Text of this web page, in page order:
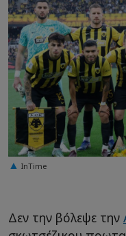
InTime
Δεν την βόλεψε την